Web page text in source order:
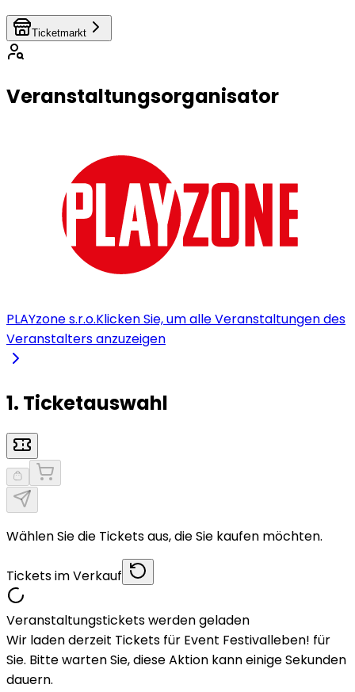
Ticketmarkt
Veranstaltungsorganisator
PLAYzone s.r.o.Klicken Sie, um alle Veranstaltungen des
Veranstalters anzuzeigen
1. Ticketauswahl
Wählen Sie die Tickets aus, die Sie kaufen möchten.
Tickets im Verkauf
Veranstaltungstickets werden geladen
Wir laden derzeit Tickets für Event Festivalleben! für
Sie. Bitte warten Sie, diese Aktion kann einige Sekunden
dauern.